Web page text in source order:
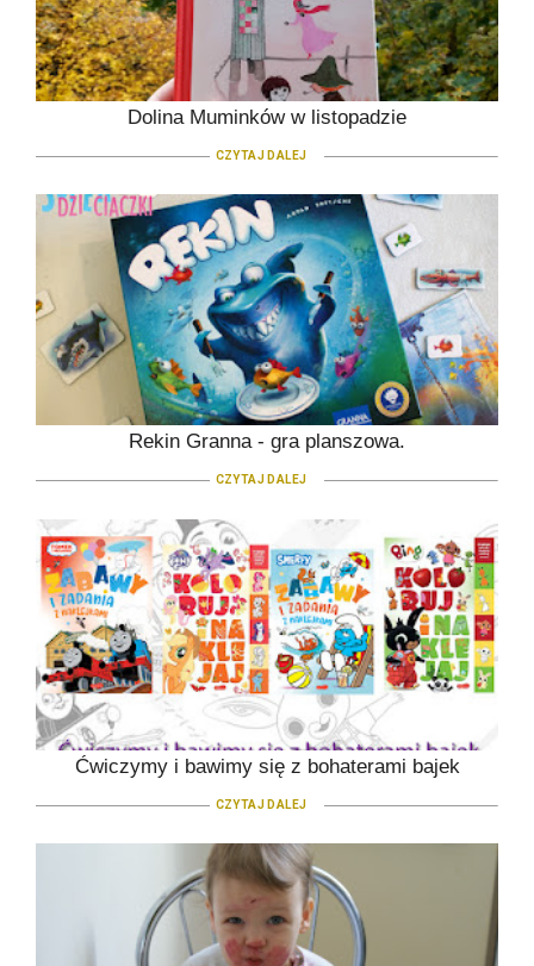
Dolina Muminków w listopadzie
CZYTAJ DALEJ
Rekin Granna - gra planszowa.
CZYTAJ DALEJ
Ćwiczymy i bawimy się z bohaterami bajek
CZYTAJ DALEJ